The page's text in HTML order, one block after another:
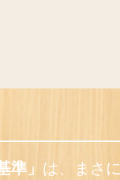
準」 は、まさ